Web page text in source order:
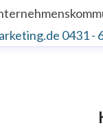
0431 -